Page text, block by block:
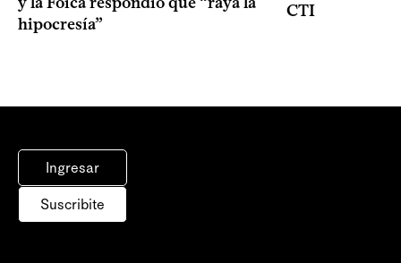
hipocresía”
CTI
Ingresar
Suscribite